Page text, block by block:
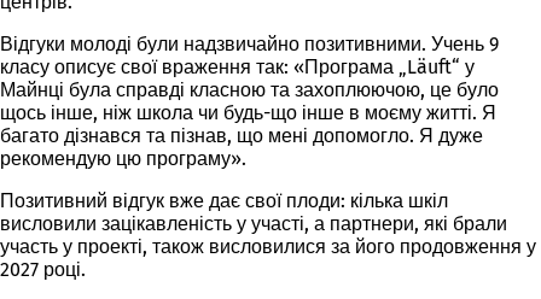
Відгуки молоді були надзвичайно позитивними. Учень 9
класу описує свої враження так: «Програма „Läuft“ у
Майнці була справді класною та захоплюючою, це було
щось інше, ніж школа чи будь-що інше в моєму житті. Я
багато дізнався та пізнав, що мені допомогло. Я дуже
рекомендую цю програму».
Позитивний відгук вже дає свої плоди: кілька шкіл
висловили зацікавленість у участі, а партнери, які брали
участь у проекті, також висловилися за його продовження у
2027 році.